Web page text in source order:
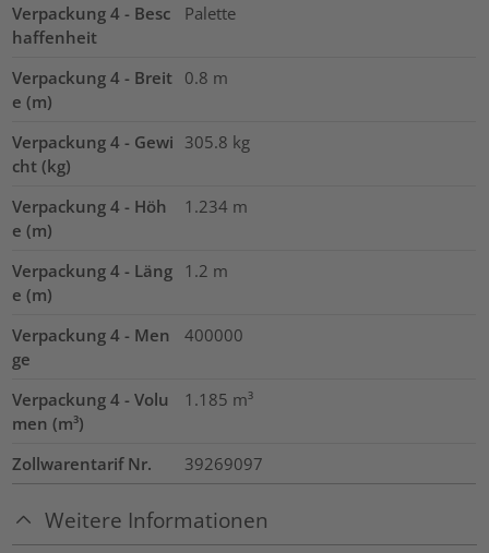
Verpackung 4 - Besc
haffenheit
Palette
Verpackung 4 - Breit
e (m)
0.8 m
Verpackung 4 - Gewi
cht (kg)
305.8 kg
Verpackung 4 - Höh
e (m)
1.234 m
Verpackung 4 - Läng
e (m)
1.2 m
Verpackung 4 - Men
ge
400000
Verpackung 4 - Volu
men (m³)
1.185 m³
Zollwarentarif Nr. 39269097
Weitere Informationen